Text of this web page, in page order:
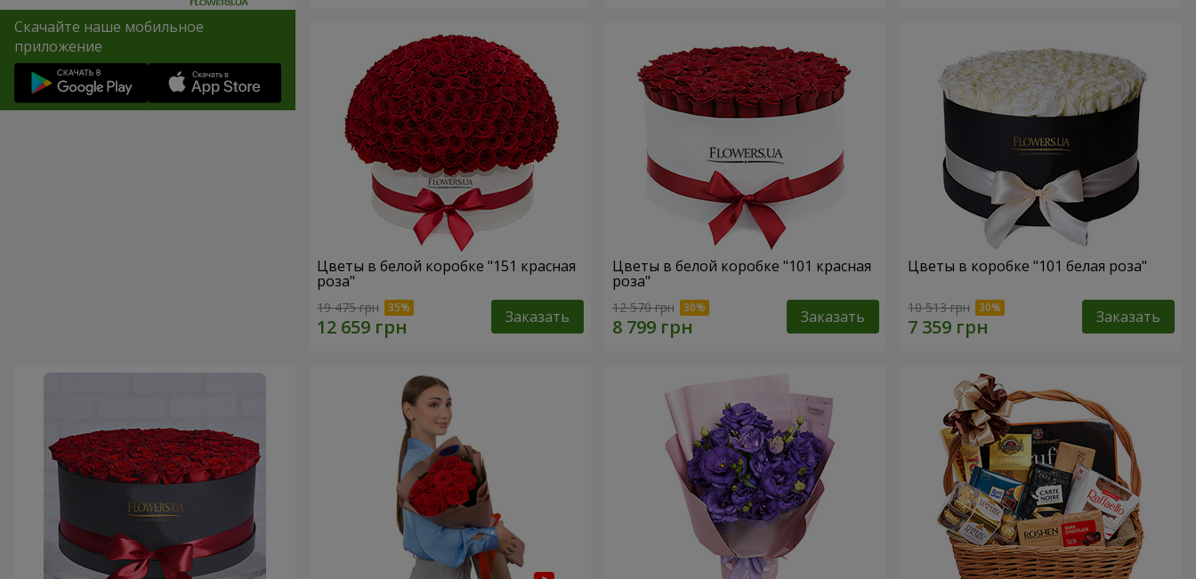
Скачайте наше мобильное
приложение
Цветы в белой коробке "151 красная
роза"
19 475 грн Заказать
Цветы в белой коробке "101 красная
роза"
12 570 грн Заказать
Цветы в коробке "101 белая роза"
10 513 грн Заказать